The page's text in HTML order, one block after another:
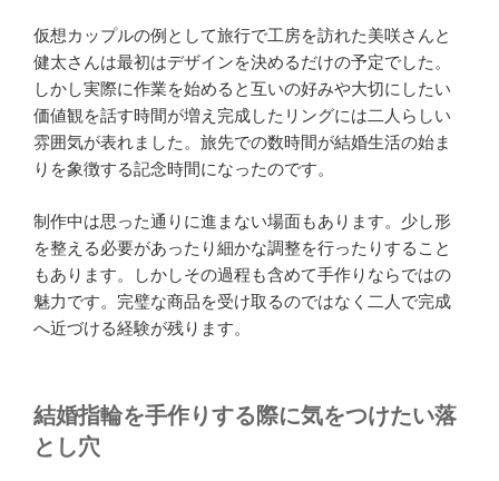
仮想カップルの例として旅行で工房を訪れた美咲さんと
健太さんは最初はデザインを決めるだけの予定でした。
しかし実際に作業を始めると互いの好みや大切にしたい
価値観を話す時間が増え完成したリングには二人らしい
雰囲気が表れました。旅先での数時間が結婚生活の始ま
りを象徴する記念時間になったのです。
制作中は思った通りに進まない場面もあります。少し形
を整える必要があったり細かな調整を行ったりすること
もあります。しかしその過程も含めて手作りならではの
魅力です。完璧な商品を受け取るのではなく二人で完成
へ近づける経験が残ります。
結婚指輪を手作りする際に気をつけたい落
とし穴